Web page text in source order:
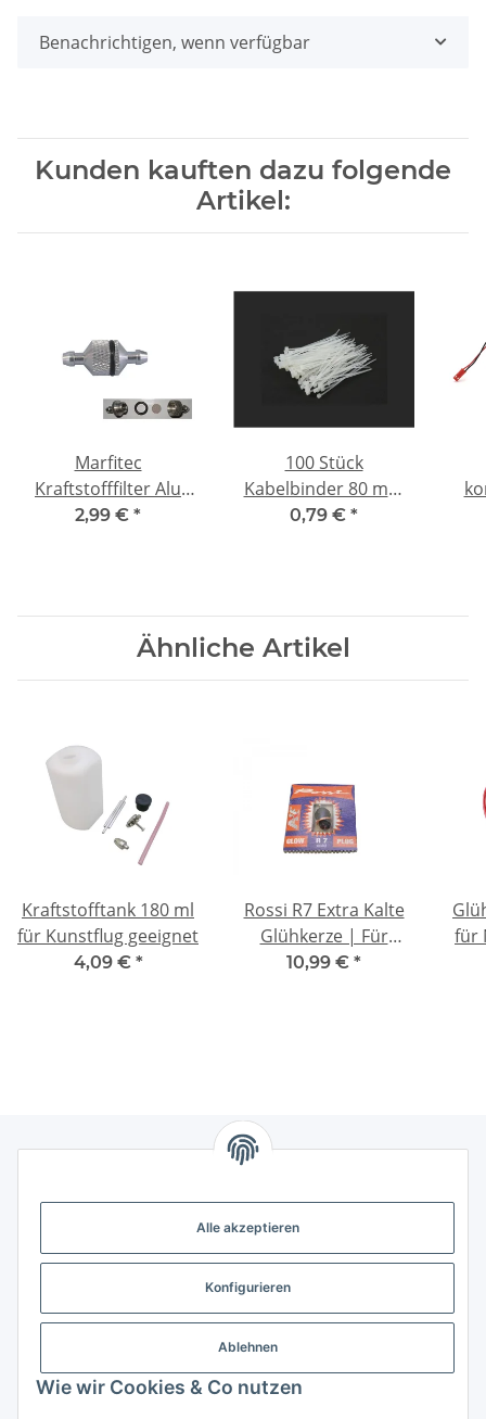
Alle akzeptieren
Konfigurieren
Ablehnen
Wie wir Cookies & Co nutzen
Benachrichtigen, wenn verfügbar
Kunden kauften dazu folgende
Artikel:
Marfitec
Kraftstofffilter Alu
zerlegbar | 5 mm
2,99 € *
100 Stück
Kabelbinder 80 mm
lang (80x2,4 mm)
0,79 € *
Ähnliche Artikel
Kraftstofftank 180 ml
für Kunstflug geeignet
4,09 € *
Rossi R7 Extra Kalte
Glühkerze | Für
Motoren bis 15 ccm
10,99 € *
für
Gesetzliche Informationen
Weitere Informationen
Support - Hilfe
Modellbau Großhandel